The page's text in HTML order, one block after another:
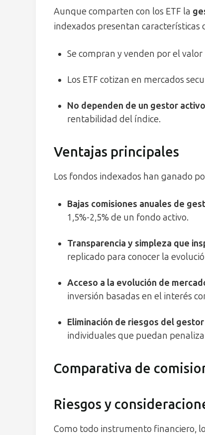
Aunque comparten con los ETF la
indexados presentan características
Se compran y venden por el
Los ETF cotizan en mercados
No dependen de un gestor
rentabilidad del índice.
Ventajas principales
Los fondos indexados han ganado
Bajas comisiones anuales de
1,5%-2,5% de un fondo activo.
Transparencia y simpleza que
replicado para conocer la
Acceso a la evolución de
inversión basadas en el interés
Eliminación de riesgos del
individuales que puedan
Comparativa de
Riesgos y
Como todo instrumento financiero,